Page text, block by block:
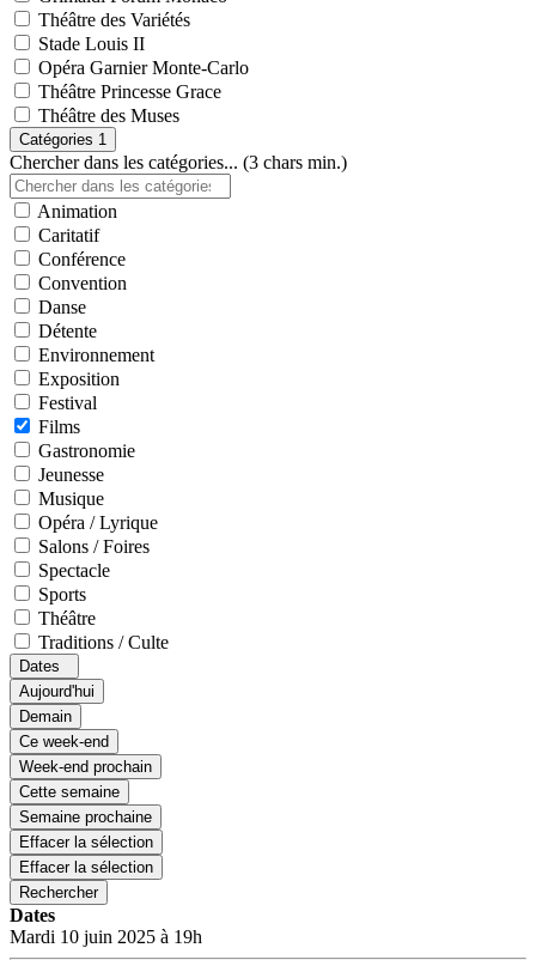
Théâtre des Variétés
Stade Louis II
Opéra Garnier Monte-Carlo
Théâtre Princesse Grace
Théâtre des Muses
Catégories 1
Chercher dans les catégories... (3 chars min.)
Animation
Caritatif
Conférence
Convention
Danse
Détente
Environnement
Exposition
Festival
Films
Gastronomie
Jeunesse
Musique
Opéra / Lyrique
Salons / Foires
Spectacle
Sports
Théâtre
Traditions / Culte
Dates
Aujourd'hui
Demain
Ce week-end
Week-end prochain
Cette semaine
Semaine prochaine
Effacer la sélection
Effacer la sélection
Rechercher
Dates
Mardi 10 juin 2025 à 19h